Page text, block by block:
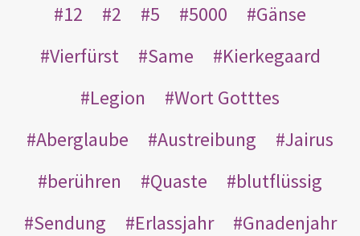
12
2 5 5000
Gänse
Vierfürst
Same
Kierkegaard
Legion
Wort Gotttes
Aberglaube
Austreibung
Jairus
berühren
Quaste
blutflüssig
Sendung
Erlassjahr
Gnadenjahr